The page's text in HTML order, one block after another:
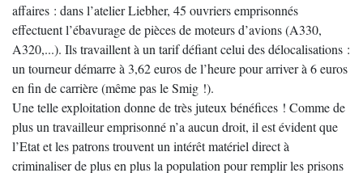
affaires : dans l’atelier Liebher, 45 ouvriers emprisonnés
effectuent l’ébavurage de pièces de moteurs d’avions (A330,
A320,...). Ils travaillent à un tarif défiant celui des délocalisations :
un tourneur démarre à 3,62 euros de l’heure pour arriver à 6 euros
en fin de carrière (même pas le Smig !).
Une telle exploitation donne de très juteux bénéfices ! Comme de
plus un travailleur emprisonné n’a aucun droit, il est évident que
l’Etat et les patrons trouvent un intérêt matériel direct à
criminaliser de plus en plus la population pour remplir les prisons